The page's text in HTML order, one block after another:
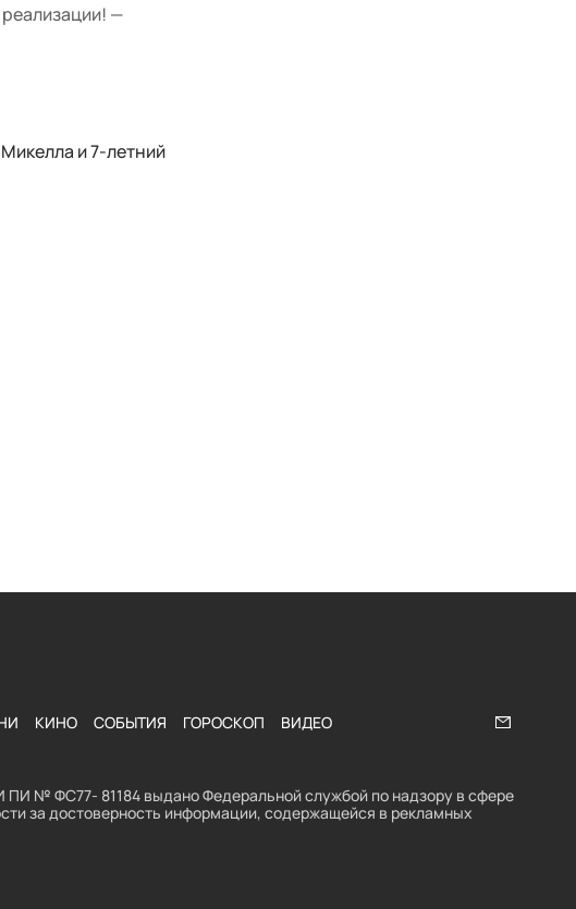
—
и 7-летний
КИНО СОБЫТИЯ ГОРОСКОП ВИДЕО
№ ФС77- 81184 выдано Федеральной службой по надзору в сфере
за достоверность информации, содержащейся в рекламных